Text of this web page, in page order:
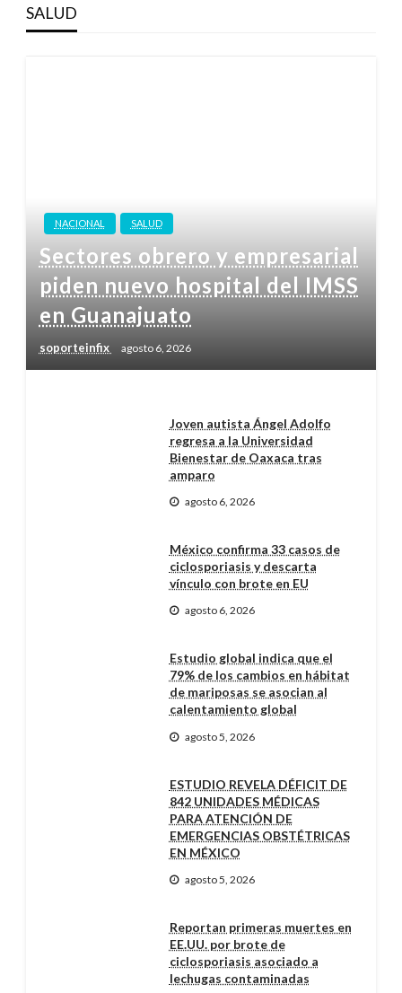
SALUD
NACIONAL SALUD
Sectores obrero y empresarial
piden nuevo hospital del IMSS
en Guanajuato
soporteinfix agosto 6, 2026
Joven autista Ángel Adolfo
regresa a la Universidad
Bienestar de Oaxaca tras
amparo
agosto 6, 2026
México confirma 33 casos de
ciclosporiasis y descarta
vínculo con brote en EU
agosto 6, 2026
Estudio global indica que el
79% de los cambios en hábitat
de mariposas se asocian al
calentamiento global
agosto 5, 2026
ESTUDIO REVELA DÉFICIT DE
842 UNIDADES MÉDICAS
PARA ATENCIÓN DE
EMERGENCIAS OBSTÉTRICAS
EN MÉXICO
agosto 5, 2026
Reportan primeras muertes en
EE.UU. por brote de
ciclosporiasis asociado a
lechugas contaminadas